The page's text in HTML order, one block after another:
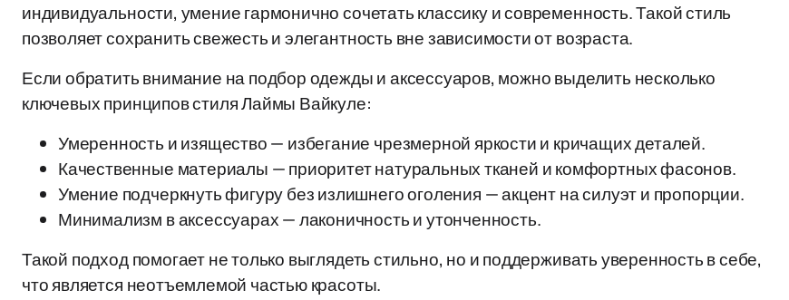
индивидуальности, умение гармонично сочетать классику и современность. Такой стиль
позволяет сохранить свежесть и элегантность вне зависимости от возраста.
Если обратить внимание на подбор одежды и аксессуаров, можно выделить несколько
ключевых принципов стиля Лаймы Вайкуле:
Умеренность и изящество — избегание чрезмерной яркости и кричащих деталей.
Качественные материалы — приоритет натуральных тканей и комфортных фасонов.
Умение подчеркнуть фигуру без излишнего оголения — акцент на силуэт и пропорции.
Минимализм в аксессуарах — лаконичность и утонченность.
Такой подход помогает не только выглядеть стильно, но и поддерживать уверенность в себе,
что является неотъемлемой частью красоты.